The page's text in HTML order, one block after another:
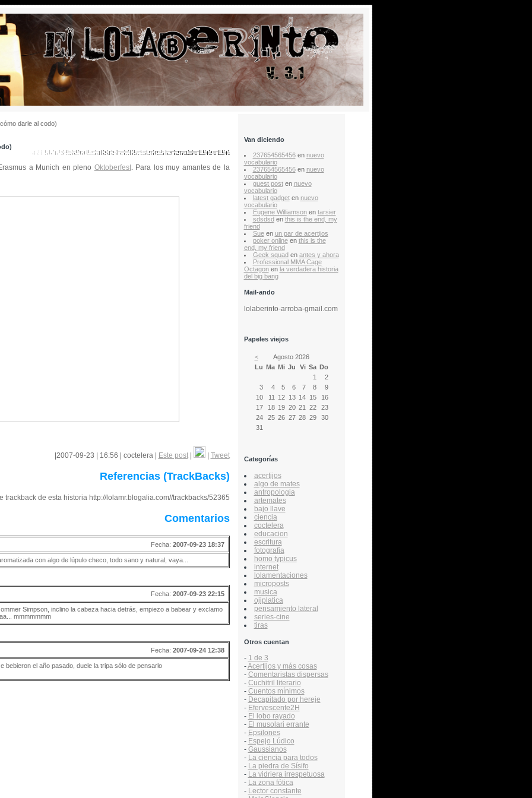
darle al codo)
a Munich en pleno Oktoberfest. Para los muy amantes de la
|2007-09-23 | 16:56 | coctelera | Este post| Tweet
Referencias (TrackBacks)
trackback de esta historia http://lolamr.blogalia.com//trackbacks/52365
Comentarios
Fecha: 2007-09-23 18:37
con algo de lúpulo checo, todo sano y natural, vaya...
Fecha: 2007-09-23 22:15
Simpson, inclino la cabeza hacia detrás, empiezo a babear y exclamo
mmmmmmm
Fecha: 2007-09-24 12:38
bebieron el año pasado, duele la tripa sólo de pensarlo
Van diciendo
237654565456en nuevo
vocabulario
237654565456en nuevo
vocabulario
guest posten nuevo
vocabulario
latest gadgeten nuevo
vocabulario
Eugene Williamsonen tarsier
sdsdsd en this is the end, my
friend
Sueen un par de acertijos
poker onlineen this is the
end, my friend
Geek squad en antes y ahora
Professional MMA Cage
Octagonen la verdadera historia
del big bang
Mail-ando
lolaberinto-arroba-gmail.com
Papeles viejos
<
Agosto 2026
Lu Ma Mi Ju Vi Sa Do
1
2
3
4 5 6 7 8
9
10
11 12 13 14 15
16
17
18 19 20 21 22
23
24
25 26 27 28 29
30
31
Categorías
acertijos
algo de mates
antropologia
artemates
bajo llave
ciencia
coctelera
educacion
escritura
fotografia
homo typicus
internet
lolamentaciones
microposts
musica
ojiplatica
pensamiento lateral
series-cine
tiras
Otros cuentan
- 1 de 3
-Acertijos y más cosas
- Comentaristas dispersas
- Cuchitril literario
- Cuentos mínimos
- Decapitado por hereje
- Efervescente2H
- El lobo rayado
- El musolari errante
- Epsilones
- Espejo Lúdico
- Gaussianos
- La ciencia para todos
- La piedra de Sísifo
- La vidriera irrespetuosa
- La zona fótica
- Lector constante